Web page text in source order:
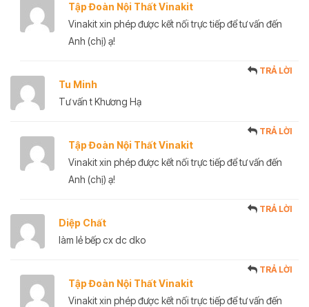
Tập Đoàn Nội Thất Vinakit
Vinakit xin phép được kết nối trực tiếp để tư vấn đến
Anh (chị) ạ!
Tu Minh
TRẢ LỜI
Tư vấn t Khương Hạ
Tập Đoàn Nội Thất Vinakit
TRẢ LỜI
Vinakit xin phép được kết nối trực tiếp để tư vấn đến
Anh (chị) ạ!
Diệp Chất
TRẢ LỜI
làm lẻ bếp cx dc dko
Tập Đoàn Nội Thất Vinakit
TRẢ LỜI
Vinakit xin phép được kết nối trực tiếp để tư vấn đến